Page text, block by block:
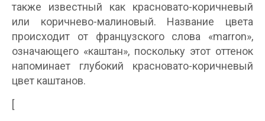
также известный как красновато-коричневый
или коричнево-малиновый. Название цвета
происходит от французского слова «marron»,
означающего «каштан», поскольку этот оттенок
напоминает глубокий красновато-коричневый
цвет каштанов.
[